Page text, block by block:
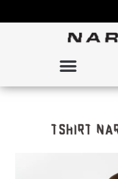
TSHIRT